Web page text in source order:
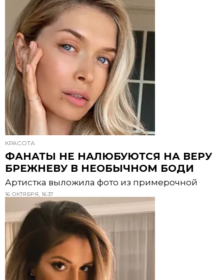
КРАСОТА
ФАНАТЫ НЕ НАЛЮБУЮТСЯ НА ВЕРУ
БРЕЖНЕВУ В НЕОБЫЧНОМ БОДИ
Артистка выложила фото из примерочной
16 ОКТЯБРЯ, 16:37